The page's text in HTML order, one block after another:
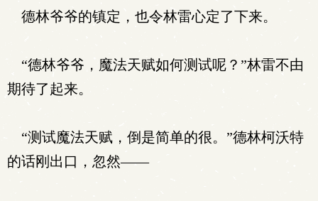
德林爷爷的镇定，也令林雷心定了下来。
“德林爷爷，魔法天赋如何测试呢？”林雷不由
期待了起来。
“测试魔法天赋，倒是简单的很。”德林柯沃特
的话刚出口，忽然——